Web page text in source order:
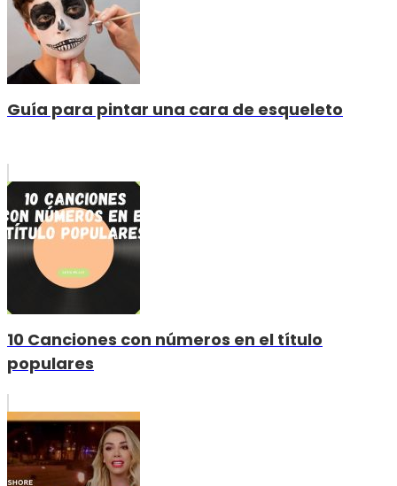
Guía para pintar una cara de esqueleto
10 Canciones con números en el título
populares